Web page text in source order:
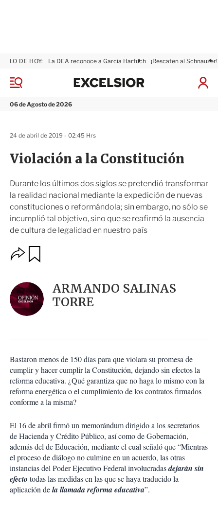
M
n
06 de Agosto de 2026
LO DE HOY: La DEA reconoce a García Harfuch ¡Rescaten al Schnauzer!
I
ó
x
Violación a la Constitución
Durante los últimos dos siglos se pretendió transformar
la realidad nacional mediante la expedición de nuevas
constituciones o reformándola; sin embargo, no sólo se
incumplió tal objetivo, sino que se reafirmó la ausencia
de cultura de legalidad en nuestro país
24 de abril de 2019 - 02:45 Hrs
O
p
o
n
e
s
c
m
p
a
r
i
a
r
ARMANDO SALINAS
TORRE
Bastaron menos de 150 días para que violara su promesa de
cumplir y hacer cumplir la Constitución, dejando sin efectos la
reforma educativa. ¿Qué garantiza que no haga lo mismo con la
reforma energética o el cumplimiento de los contratos firmados
conforme a la misma?
El 16 de abril firmó un memorándum dirigido a los secretarios
de Hacienda y Crédito Público, así como de Gobernación,
además del de Educación, mediante el cual señaló que “Mientras
el proceso de diálogo no culmine en un acuerdo, las otras
instancias del Poder Ejecutivo Federal involucradasdejarán sin
efecto todas las medidas en las que se haya traducido la
aplicación dela llamada reforma educativa”.